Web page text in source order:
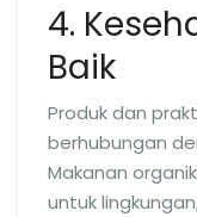
4.
Baik
Produk dan
berhubungan
Makanan
untuk